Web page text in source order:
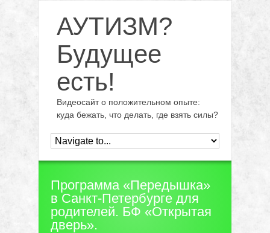
АУТИЗМ?
Будущее
есть!
Видеосайт о положительном опыте:
куда бежать, что делать, где взять силы?
Программа «Передышка»
в Санкт-Петербурге для
родителей. БФ «Открытая
дверь».